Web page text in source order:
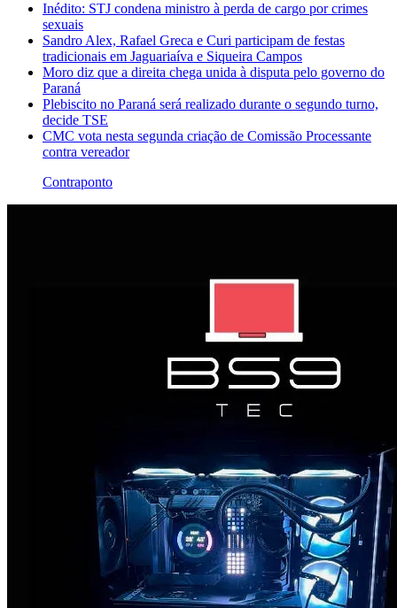
Inédito: STJ condena ministro à perda de cargo por crimes
sexuais
Sandro Alex, Rafael Greca e Curi participam de festas
tradicionais em Jaguariaíva e Siqueira Campos
Moro diz que a direita chega unida à disputa pelo governo do
Paraná
Plebiscito no Paraná será realizado durante o segundo turno,
decide TSE
CMC vota nesta segunda criação de Comissão Processante
contra vereador
Contraponto